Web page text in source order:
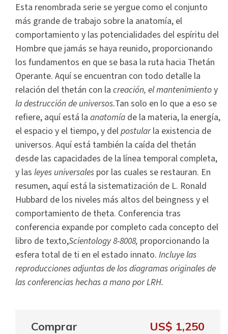
Esta renombrada serie se yergue como el conjunto
más grande de trabajo sobre la anatomía, el
comportamiento y las potencialidades del espíritu del
Hombre que jamás se haya reunido, proporcionando
los fundamentos en que se basa la ruta hacia Thetán
Operante. Aquí se encuentran con todo detalle la
relación del thetán con la creación, el mantenimientoy
la destrucción de universos.Tan solo en lo que a eso se
refiere, aquí está la anatomía de la materia, la energía,
el espacio y el tiempo, y delpostularla existencia de
universos. Aquí está también la caída del thetán
desde las capacidades de la línea temporal completa,
y las leyes universales por las cuales se restauran. En
resumen, aquí está la sistematización de L. Ronald
Hubbard de los niveles más altos del beingness y el
comportamiento de theta. Conferencia tras
conferencia expande por completo cada concepto del
libro de texto,Scientology 8-8008, proporcionando la
esfera total de ti en el estado innato. Incluye las
reproducciones adjuntas de los diagramas originales de
las conferencias hechas a mano por LRH.
Comprar US$ 1,250